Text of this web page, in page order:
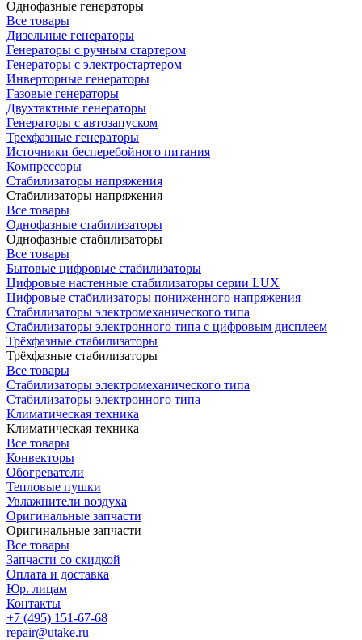
Однофазные генераторы
Все товары
Дизельные генераторы
Генераторы с ручным стартером
Генераторы с электростартером
Инверторные генераторы
Газовые генераторы
Двухтактные генераторы
Генераторы с автозапуском
Трехфазные генераторы
Источники бесперебойного питания
Компрессоры
Стабилизаторы напряжения
Стабилизаторы напряжения
Все товары
Однофазные стабилизаторы
Однофазные стабилизаторы
Все товары
Бытовые цифровые стабилизаторы
Цифровые настенные стабилизаторы серии LUX
Цифровые стабилизаторы пониженного напряжения
Стабилизаторы электромеханического типа
Стабилизаторы электронного типа с цифровым дисплеем
Трёхфазные стабилизаторы
Трёхфазные стабилизаторы
Все товары
Стабилизаторы электромеханического типа
Стабилизаторы электронного типа
Климатическая техника
Климатическая техника
Все товары
Конвекторы
Обогреватели
Тепловые пушки
Увлажнители воздуха
Оригинальные запчасти
Оригинальные запчасти
Все товары
Запчасти со скидкой
Оплата и доставка
Юр. лицам
Контакты
+7 (495) 151-67-68
repair@utake.ru